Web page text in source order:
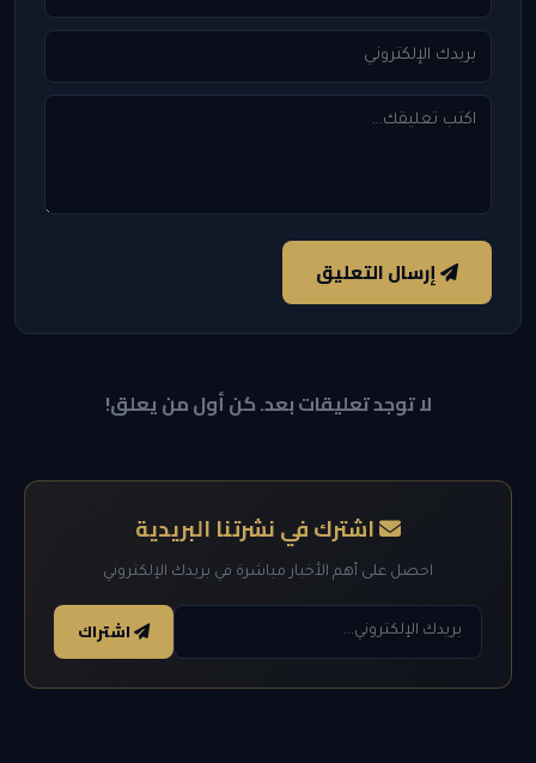
إرسال التعليق
لا توجد تعليقات بعد. كن أول من يعلق!
اشترك في نشرتنا البريدية
احصل على أهم الأخبار مباشرة في بريدك الإلكتروني
اشتراك